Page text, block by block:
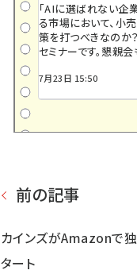
「AIに選ばれない企
る市場において、小
策を打つべきなのか
セミナーです。懇親会
7月23日 15:50
前の記事
カインズがAmazonで
タート